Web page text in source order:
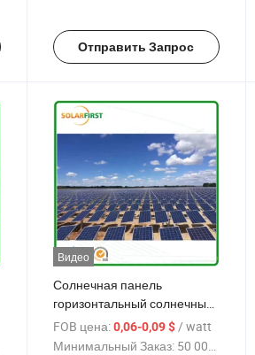
Отправить Запрос
Видео
Солнечная панель
горизонтальный солнечный
трекер с одним осевым
движением
FOB цена: 0,06-0,09 $ / watt
Минимальный Заказ: 50 000 watt